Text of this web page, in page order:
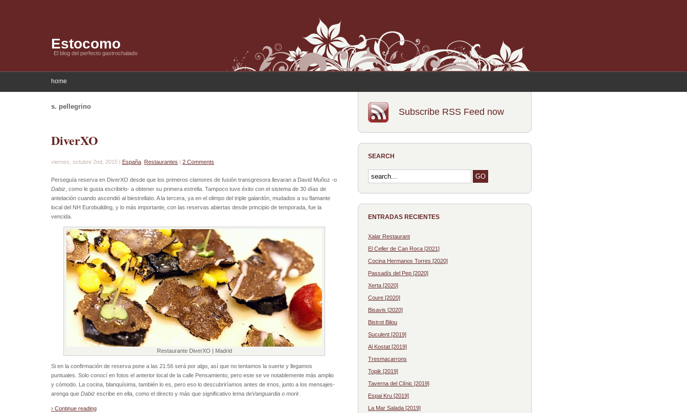
Estocomo
El blog del perfecto gastrochalado
home
s. pellegrino
DiverXO
viernes, octubre 2nd, 2015 | España Restaurantes | 2 Comments
Perseguía reserva en DiverXO desde que los primeros clamores de fusión transgresora llevaran a David Muñoz -o
Dabiz , como le gusta escribirlo- a obtener su primera estrella. Tampoco tuve éxito con el sistema de 30 días de
antelación cuando ascendió al biestrellato. A la tercera, ya en el olimpo del triple galardón, mudados a su flamante
local del NH Eurobuilding, y lo más importante, con las reservas abiertas desde principio de temporada, fue la
vencida.
Restaurante DiverXO | Madrid
Si en la confirmación de reserva pone a las 21:56 será por algo, así que no tentamos la suerte y llegamos
puntuales. Solo conocí en fotos el anterior local de la calle Pensamiento, pero este se ve notablemente más amplio
y cómodo. La cocina, blanquísima, también lo es, pero eso lo descubriríamos antes de irnos, junto a los mensajes-
arenga que Dabiz escribe en ella, como el directo y más que significativo lema deVanguardia o morir
› Continue reading
Subscribe RSS Feed now
SEARCH
ENTRADAS RECIENTES
Xalar Restaurant
El Celler de Can Roca [2021]
Cocina Hermanos Torres [2020]
Passadís del Pep [2020]
Xerta [2020]
Coure [2020]
Bisavis [2020]
Bistrot Bilou
Suculent [2019]
Al Kostat [2019]
Tresmacarrons
Topik [2019]
Taverna del Clínic [2019]
Espai Kru [2019]
La Mar Salada [2019]